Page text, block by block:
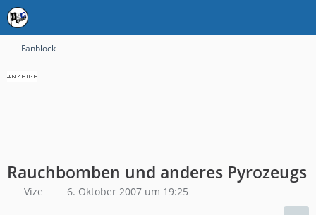
Fanblock
Rauchbomben und anderes Pyrozeugs
Vize 6. Oktober 2007 um 19:25